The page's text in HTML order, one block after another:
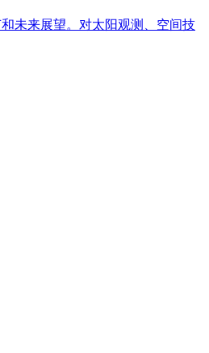
未来展望。对太阳观测、空间技